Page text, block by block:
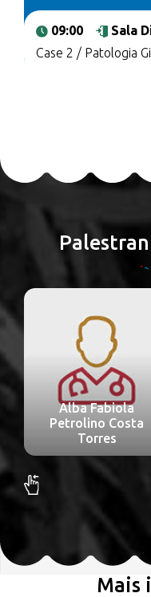
09:00
Sala
Case 2 / Patologia
Alba Fabiola
Petrolino Costa
Torres
Mais